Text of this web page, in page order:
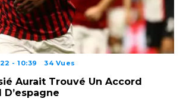
- 10:39 34 Vues
Aurait Trouvé Un Accord
D’espagne